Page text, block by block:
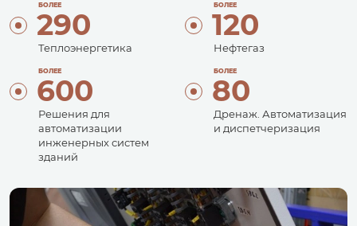
25 лет на рынке
БОЛЕЕ
600
Решения для
автоматизации
инженерных систем
зданий
БОЛЕЕ
290
Теплоэнергетика
БОЛЕЕ
120
Нефтегаз
БОЛЕЕ
80
Дренаж. Автоматизация
и диспетчеризация